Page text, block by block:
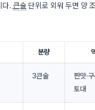
다. 큰술 단위로 외워 두면 양
분량
3큰술
짠맛·
토대